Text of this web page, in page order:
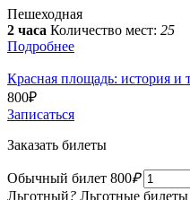
Пешеходная
2 часа Количество мест: 25
Подробнее
Красная площадь: история и
800₽
Записаться
Заказать билеты
Обычный билет 800₽
Льготный? Льготные билеты